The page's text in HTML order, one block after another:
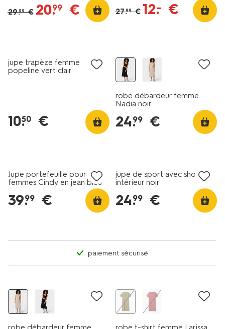
29.99 € 20.
99 € 27.99 € 12.
– €
jupe trapèze femme
popeline vert clair
10.
50 €
robe débardeur femme
Nadia noir
24.
99 €
Jupe portefeuille pour
femmes Cindy en jean bleu
39.
99 €
jupe de sport avec short
intérieur noir
24.
99 €
paiement sécurisé